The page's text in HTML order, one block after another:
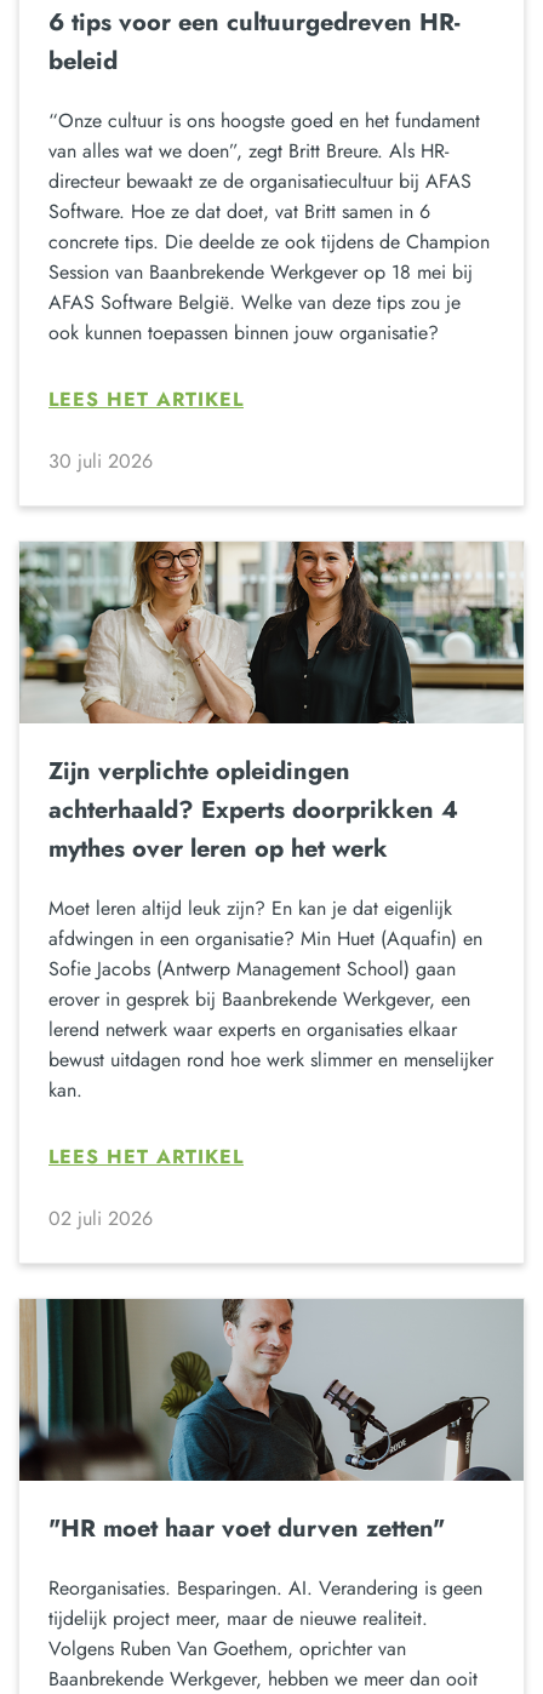
6 tips voor een cultuurgedreven HR-
beleid
“Onze cultuur is ons hoogste goed en het fundament
van alles wat we doen”, zegt Britt Breure. Als HR-
directeur bewaakt ze de organisatiecultuur bij AFAS
Software. Hoe ze dat doet, vat Britt samen in 6
concrete tips. Die deelde ze ook tijdens de Champion
Session van Baanbrekende Werkgever op 18 mei bij
AFAS Software België. Welke van deze tips zou je
ook kunnen toepassen binnen jouw organisatie?
LEES HET ARTIKEL
30 juli 2026
Zijn verplichte opleidingen
achterhaald? Experts doorprikken 4
mythes over leren op het werk
Moet leren altijd leuk zijn? En kan je dat eigenlijk
afdwingen in een organisatie? Min Huet (Aquafin) en
Sofie Jacobs (Antwerp Management School) gaan
erover in gesprek bij Baanbrekende Werkgever, een
lerend netwerk waar experts en organisaties elkaar
bewust uitdagen rond hoe werk slimmer en menselijker
kan.
LEES HET ARTIKEL
02 juli 2026
"HR moet haar voet durven zetten"
Reorganisaties. Besparingen. AI. Verandering is geen
tijdelijk project meer, maar de nieuwe realiteit.
Volgens Ruben Van Goethem, oprichter van
Baanbrekende Werkgever, hebben we meer dan ooit